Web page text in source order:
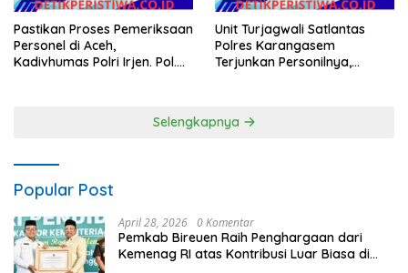
Pastikan Proses Pemeriksaan
Personel di Aceh,
Kadivhumas Polri Irjen. Pol.
Unit Turjagwali Satlantas
Polres Karangasem
Terjunkan Personilnya,
Selengkapnya
Popular Post
April 28, 2026 0 Komentar
Pemkab Bireuen Raih Penghargaan dari
Kemenag RI atas Kontribusi Luar Biasa di